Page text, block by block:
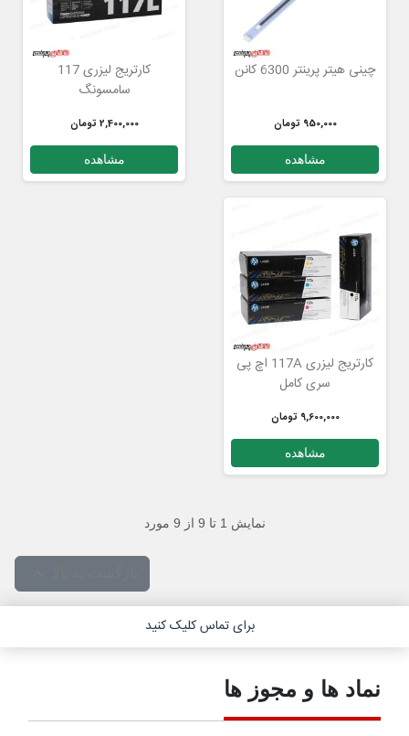
چینی هیتر پرینتر 6300 کانن
950,000 تومان
مشاهده
کارتریج لیزری 117
سامسونگ
2,400,000 تومان
مشاهده
کارتریج لیزری 117A اچ پی
سری کامل
9,600,000 تومان
مشاهده
نمایش 1 تا 9 از 9 مورد
برای تماس کلیک کنید
نماد ها و مجوز ها